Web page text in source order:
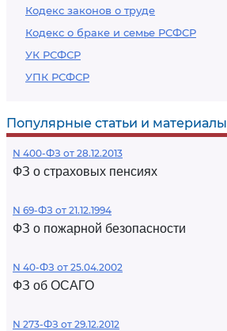
Кодекс законов о труде
Кодекс о браке и семье РСФСР
УК РСФСР
УПК РСФСР
Популярные статьи и материалы
N 400-ФЗ от 28.12.2013
ФЗ о страховых пенсиях
N 69-ФЗ от 21.12.1994
ФЗ о пожарной безопасности
N 40-ФЗ от 25.04.2002
ФЗ об ОСАГО
N 273-ФЗ от 29.12.2012